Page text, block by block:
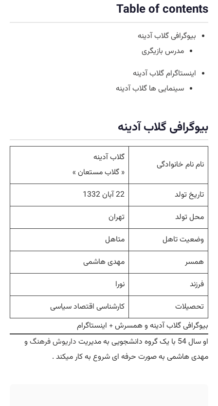
Table of contents
بیوگرافی گلاب آدینه
مدرس بازیگری
اینستاگرام گلاب آدینه
سینمایی ها گلاب آدینه
بیوگرافی گلاب آدینه
نام نام خانوادگی
گلاب آدینه
« گلاب مستعان »
تاریخ تولد
22 آبان 1332
محل تولد
تهران
وضعیت تاهل
متاهل
همسر
مهدی هاشمی
فرزند
نورا
تحصیلات
کارشناسی اقتصاد سیاسی
بیوگرافی گلاب آدینه و همسرش + اینستاگرام
او سال 54 با یک گروه دانشجویی به مدیریت
داریوش فرهنگو
مهدی هاشمی به صورت حرفه ای شروع به کار میکند .